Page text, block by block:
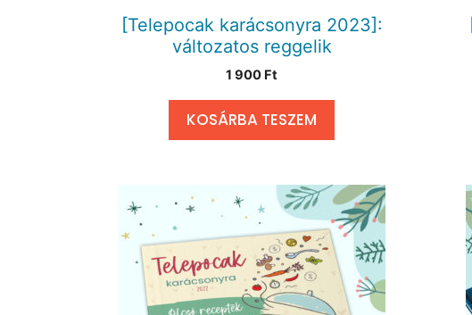
[Telepocak karácsonyra 2023]:
változatos reggelik
1 900 Ft
KOSÁRBA TESZEM